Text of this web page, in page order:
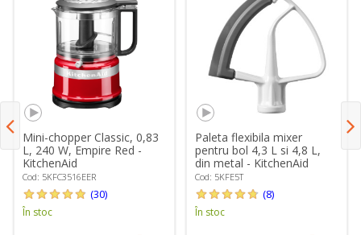
Mini-chopper Classic, 0,83
L, 240 W, Empire Red -
KitchenAid
Cod: 5KFC3516EER
(30)
În stoc
Paleta flexibila mixer
pentru bol 4,3 L si 4,8 L,
din metal - KitchenAid
Cod: 5KFE5T
(8)
În stoc